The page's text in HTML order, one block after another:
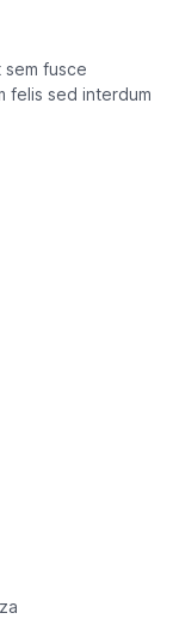
fusce
felis sed interdum